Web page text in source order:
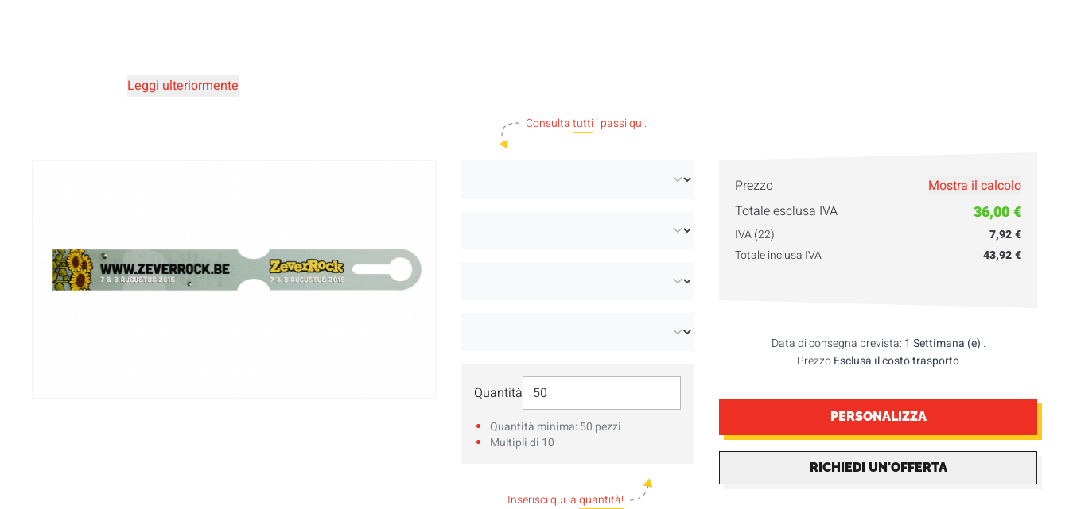
Leggi ulteriormente
Quantità Seleziona Quantità
Quantità minima: 50 pezzi
Multipli di 10
Consultatuttii passi qui.
Inserisci qui laquantità!
Prezzo
Mostra il calcolo
Totale esclusa IVA
36,00 €
IVA (22)
7,92 €
Totale inclusa IVA
43,92 €
Data di consegna prevista: 1 Settimana (e) .
PrezzoEsclusa il costo trasporto
PERSONALIZZA
RICHIEDI UN'OFFERTA